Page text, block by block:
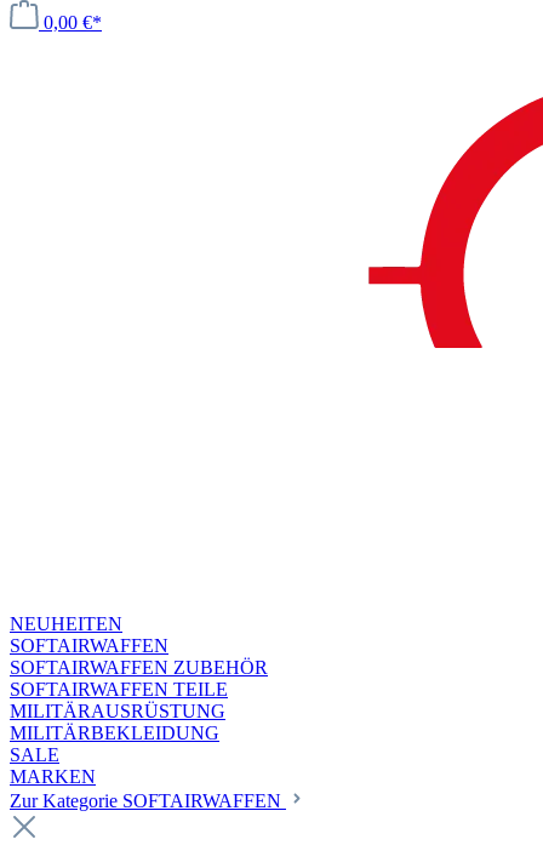
0,00 €*
NEUHEITEN
SOFTAIRWAFFEN
SOFTAIRWAFFEN ZUBEHÖR
SOFTAIRWAFFEN TEILE
MILITÄRAUSRÜSTUNG
MILITÄRBEKLEIDUNG
SALE
MARKEN
Zur Kategorie SOFTAIRWAFFEN